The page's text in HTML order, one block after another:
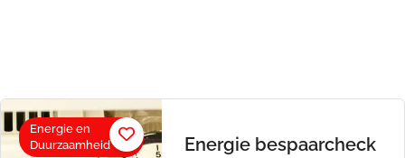
Energie en
Duurzaamheid
Energie bespaarcheck